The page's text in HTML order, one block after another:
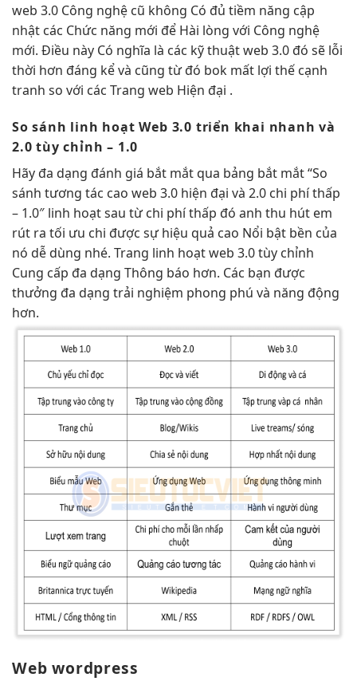
web 3.0 Công nghệ cũ không Có đủ tiềm năng cập
nhật các Chức năng mới để Hài lòng với Công nghệ
mới. Điều này Có nghĩa là các kỹ thuật web 3.0 đó sẽ lỗi
thời hơn đáng kể và cũng từ đó bok mất lợi thế cạnh
tranh so với các Trang web Hiện đại .
So sánh linh hoạt Web 3.0 triển khai nhanh và
2.0tùy chỉnh – 1.0
Hãy đa dạng đánh giá bắt mắt qua bảng bắt mắt“So
sánh tương tác cao web 3.0 hiện đại và 2.0 chi phí thấp
– 1.0″ linh hoạtsau từchi phí thấp đó anh thu hút em
rút ra tối ưu chi được sựhiệu quả cao Nổi bật bền của
nó dễ dùng nhé. Trang linh hoạtweb 3.0tùy chỉnh
Cung cấp đa dạng Thông báo hơn. Các bạn được
thưởng đa dạng trải nghiệm phong phú và năng động
hơn.
Webwordpress